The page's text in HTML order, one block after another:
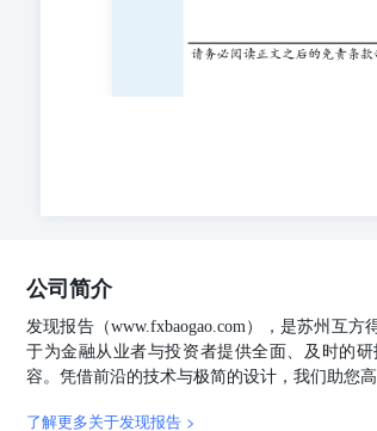
之客户因使用本报告或报告所载内
记均为国君期货所有或经合法授权
公司简介
发现报告（www.fxbaogao.com），是苏州互
于为金融从业者与投资者提供全面、及时的
容。凭借前沿的技术与极简的设计，我们助您
了解更多关于发现报告 >